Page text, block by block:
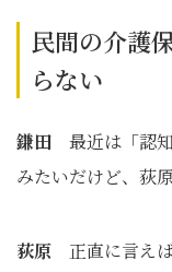
民間の介護
らない
鎌田 最近は「認
みたいだけど、荻
荻原 正直に言え